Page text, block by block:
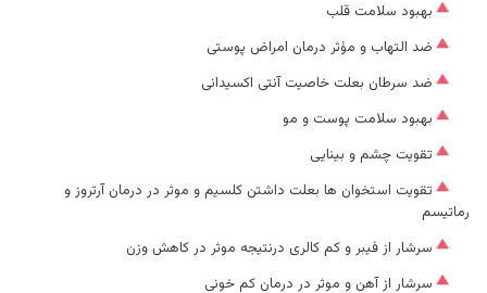
بهبود سلامت قلب
ضد التهاب و مؤثر درمان امراض پوستی
ضد سرطان بعلت خاصیت آنتی اکسیدانی
بهبود سلامت پوست و مو
تقویت چشم و بینایی
تقویت استخوان ها بعلت داشتن کلسیم و موثر در درمان آرتروز و
رماتیسم
سرشار از فیبر و کم کالری درنتیجه موثر در کاهش وزن
سرشار از آهن و موثر در درمان کم خونی